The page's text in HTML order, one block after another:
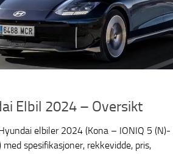
Elbil 2024 – Oversikt
elbiler 2024 (Kona – IONIQ 5 (N)-
med spesifikasjoner, rekkevidde, pris,